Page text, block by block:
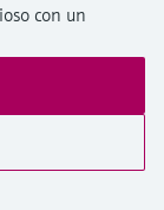
con un